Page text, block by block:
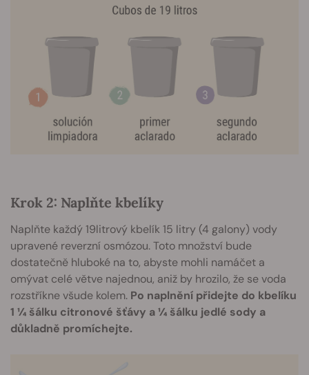
Krok 2: Naplňte kbelíky
Naplňte každý 19litrový kbelík 15 litry (4 galony) vody
upravené reverzní osmózou. Toto množství bude
dostatečně hluboké na to, abyste mohli namáčet a
omývat celé větve najednou, aniž by hrozilo, že se voda
rozstříkne všude kolem. Po naplnění přidejte do kbelíku
1 ¼ šálku citronové šťávy a ¼ šálku jedlé sody a
důkladně promíchejte.